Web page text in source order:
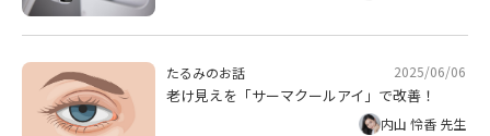
たるみのお話 2025/06/06
老け見えを「サーマクールアイ」で改善！
内山 怜香 先生